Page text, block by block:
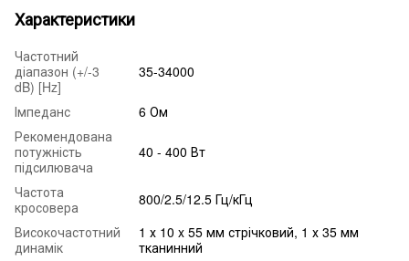
Характеристики
Частотний
діапазон (+/-3
dB) [Hz]
35-34000
Імпеданс
6 Ом
Рекомендована
потужність
підсилювача
40 - 400 Вт
Частота
кросовера
800/2.5/12.5 Гц/кГц
Високочастотний
динамік
1 х 10 x 55 мм стрічковий, 1 х 35 мм
тканинний